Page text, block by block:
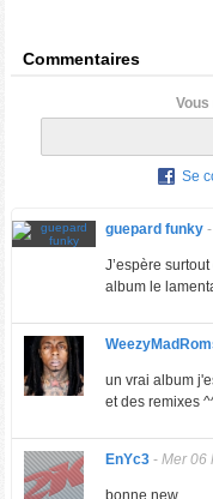
Commentaires
Se
guepard funky-
J’espère
album le
un vrai album
et des remixes
EnYc3- Mer 06
bonne new